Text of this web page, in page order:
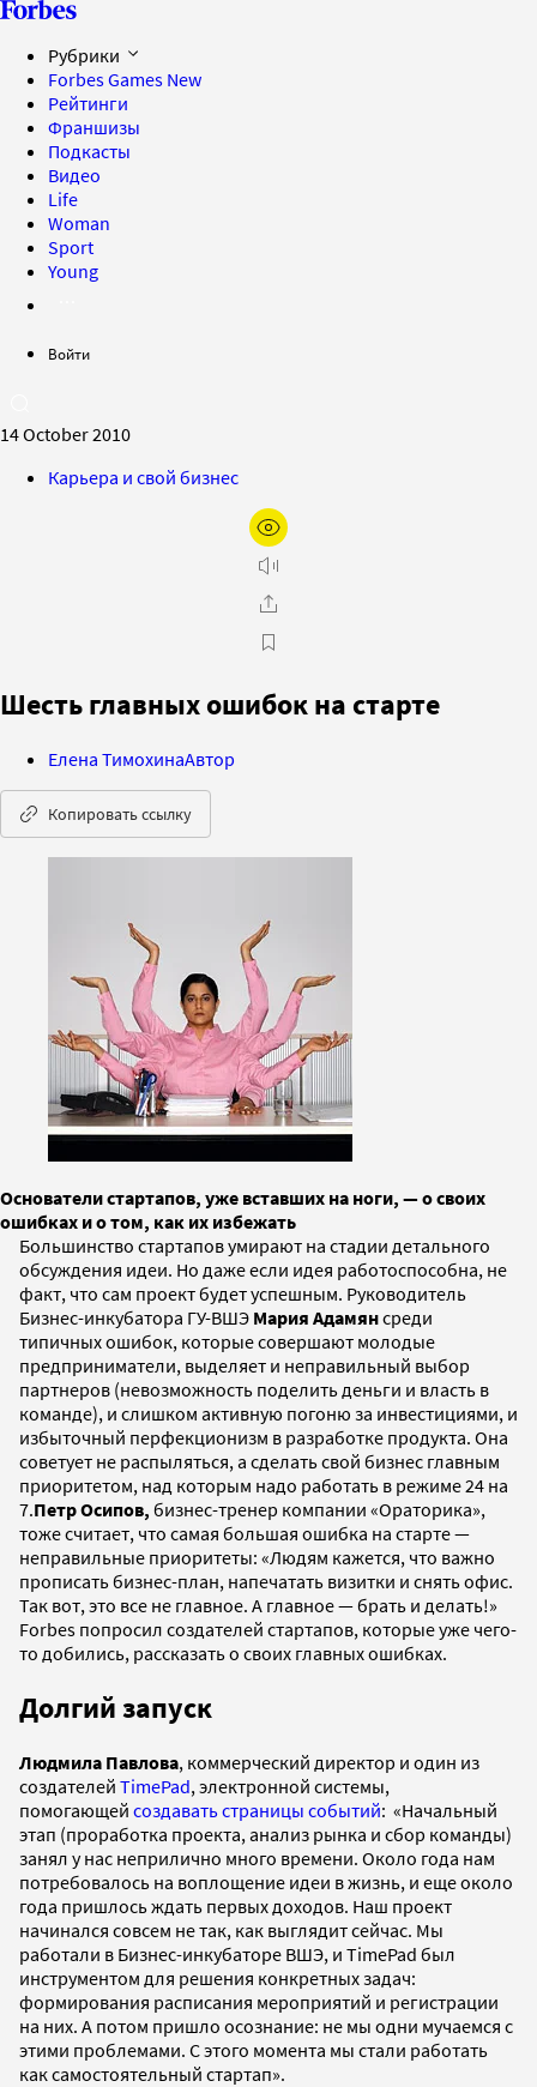
Рубрики
Forbes Games New
Рейтинги
Франшизы
Подкасты
Видео
Life
Woman
Sport
Young
Войти
14 October 2010
Карьера и свой бизнес
Шесть главных ошибок на старте
Елена ТимохинаАвтор
Копировать ссылку
Основатели стартапов, уже вставших на ноги, — о своих
ошибках и о том, как их избежать
Большинство стартапов умирают на стадии детального
обсуждения идеи. Но даже если идея работоспособна, не
факт, что сам проект будет успешным. Руководитель
Бизнес-инкубатора ГУ-ВШЭ Мария Адамянсреди
типичных ошибок, которые совершают молодые
предприниматели, выделяет и неправильный выбор
партнеров (невозможность поделить деньги и власть в
команде), и слишком активную погоню за инвестициями, и
избыточный перфекционизм в разработке продукта. Она
советует не распыляться, а сделать свой бизнес главным
приоритетом, над которым надо работать в режиме 24 на
7.Петр Осипов, бизнес-тренер компании «Ораторика»,
тоже считает, что самая большая ошибка на старте —
неправильные приоритеты: «Людям кажется, что важно
прописать бизнес-план, напечатать визитки и снять офис.
Так вот, это все не главное. А главное — брать и делать!»
Forbes попросил создателей стартапов, которые уже чего-
то добились, рассказать о своих главных ошибках.
Долгий запуск
Людмила Павлова, коммерческий директор и один из
создателей TimePad, электронной системы,
помогающей создавать страницы событий: «Начальный
этап (проработка проекта, анализ рынка и сбор команды)
занял у нас неприлично много времени. Около года нам
потребовалось на воплощение идеи в жизнь, и еще около
года пришлось ждать первых доходов. Наш проект
начинался совсем не так, как выглядит сейчас. Мы
работали в Бизнес-инкубаторе ВШЭ, и TimePad был
инструментом для решения конкретных задач:
формирования расписания мероприятий и регистрации
на них. А потом пришло осознание: не мы одни мучаемся с
этими проблемами. С этого момента мы стали работать
как самостоятельный стартап».